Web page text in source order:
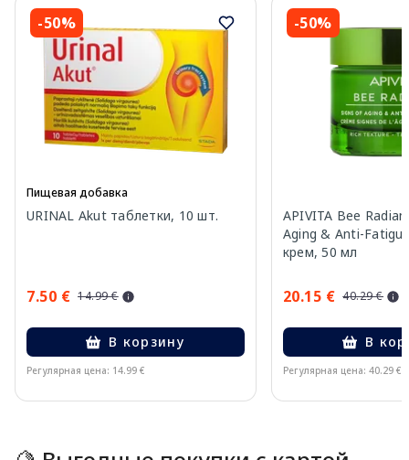
-50%
Пищевая добавка
URINAL Akut таблетки, 10 шт.
7.50 € 14.99 €
В корзину
Регулярная цена: 14.99 €
-50%
APIVITA Bee
Aging & Anti-
крем, 50 мл
20.15 € 40.29 €
В
Регулярная цена: 40.29 €